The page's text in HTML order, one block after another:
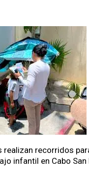
realizan recorridos
infantil en Cabo San